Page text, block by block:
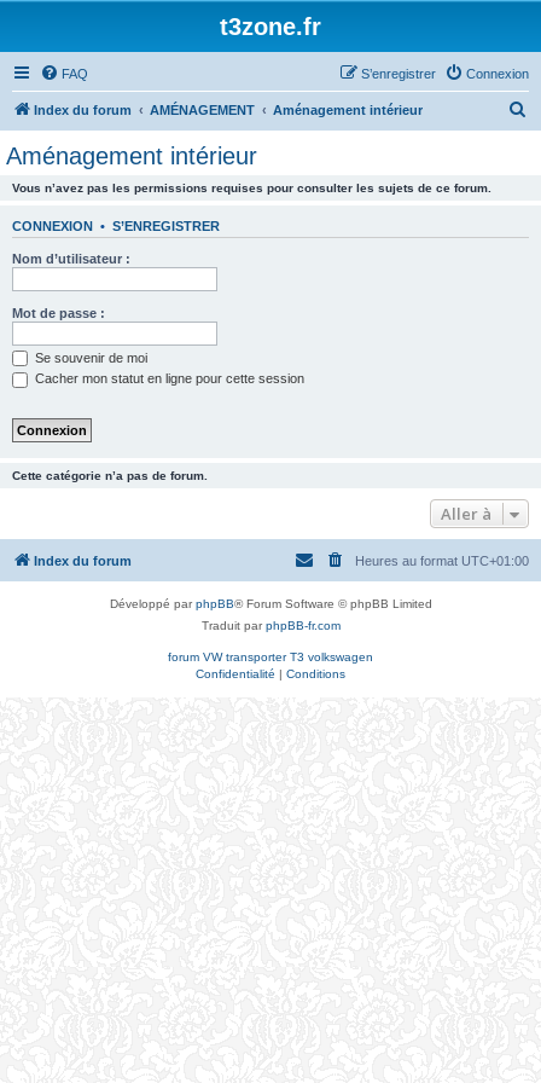
t3zone.fr
FAQ Connexion
S’enregistrer
Index du forum AMÉNAGEMENT Aménagement intérieur
Aménagement intérieur
Vous n’avez pas les permissions requises pour consulter les sujets de ce forum.
CONNEXION • S’ENREGISTRER
Nom d’utilisateur :
Mot de passe :
Se souvenir de moi
Cacher mon statut en ligne pour cette session
Cette catégorie n’a pas de forum.
Aller à
Index du forum Heures au format UTC+01:00
Développé parphpBB® Forum Software © phpBB Limited
Traduit parphpBB-fr.com
forum VW transporter T3 volkswagen
Confidentialité | Conditions